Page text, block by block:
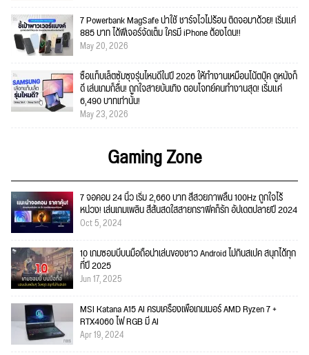
7 Powerbank MagSafe น่าใช้ ชาร์จไวไม่ร้อน ติดจอมาด้วย! เริ่มแค่
885 บาท ได้ฟีเจอร์จัดเต็ม ใครมี iPhone ต้องโดน!!
May 20, 2026
ซื้อแท็บเล็ตซัมซุงรุ่นไหนดีในปี 2026 ให้ทำงานเหมือนโน้ตบุ๊ค ดูหนังก็
ดี เล่นเกมก็ลื่น! ถูกใจสายบันเทิง ตอบโจทย์คนทำงานสุด! เริ่มแค่
6,490 บาทเท่านั้น!
May 23, 2026
Gaming Zone
7 จอคอม 24 นิ้ว เริ่ม 2,660 บาท สีสวยภาพลื่น 100Hz ถูกใจไร้
หน่วง! เล่นเกมเพลิน สีสันสดใสสายกราฟิคก็รัก อัปเดตปลายปี 2024
Oct 5, 2024
10 เกมซอมบี้บนมือถือน่าเล่นของชาว Android ไม่กินสเปค สนุกได้ทุก
ที่ปี 2025
Jun 17, 2025
MSI Katana A15 AI ครบเครื่องเพื่อเกมเมอร์ AMD Ryzen 7 +
RTX4060 ไฟ RGB มี AI
Apr 19, 2024